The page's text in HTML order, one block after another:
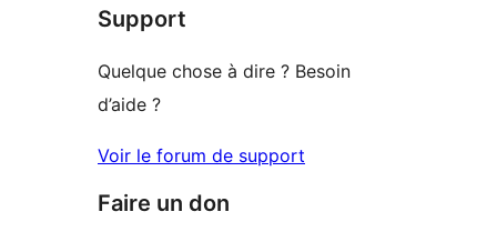
1
Support
Quelque chose à dire ? Besoin
d’aide ?
Voir le forum de support
Faire un don